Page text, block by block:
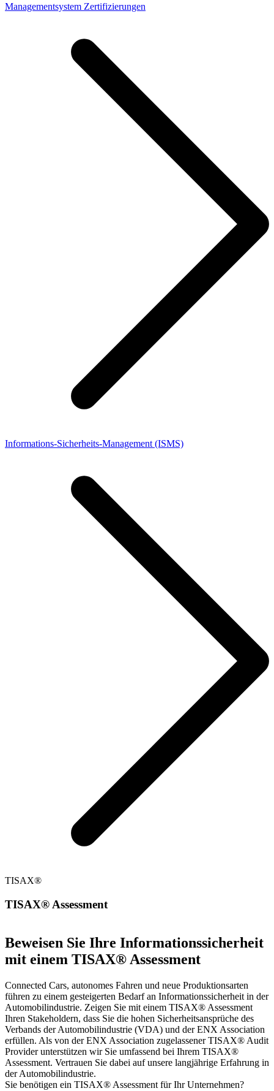
Managementsystem Zertifizierungen
Informations-Sicherheits-Management (ISMS)
TISAX®
TISAX® Assessment
Beweisen Sie Ihre Informationssicherheit
mit einem TISAX® Assessment
Connected Cars, autonomes Fahren und neue Produktionsarten
führen zu einem gesteigerten Bedarf an Informationssicherheit in der
Automobilindustrie. Zeigen Sie mit einem TISAX® Assessment
Ihren Stakeholdern, dass Sie die hohen Sicherheitsansprüche des
Verbands der Automobilindustrie (VDA) und der ENX Association
erfüllen. Als von der ENX Association zugelassener TISAX® Audit
Provider unterstützen wir Sie umfassend bei Ihrem TISAX®
Assessment. Vertrauen Sie dabei auf unsere langjährige Erfahrung in
der Automobilindustrie.
Sie benötigen ein TISAX® Assessment für Ihr Unternehmen?